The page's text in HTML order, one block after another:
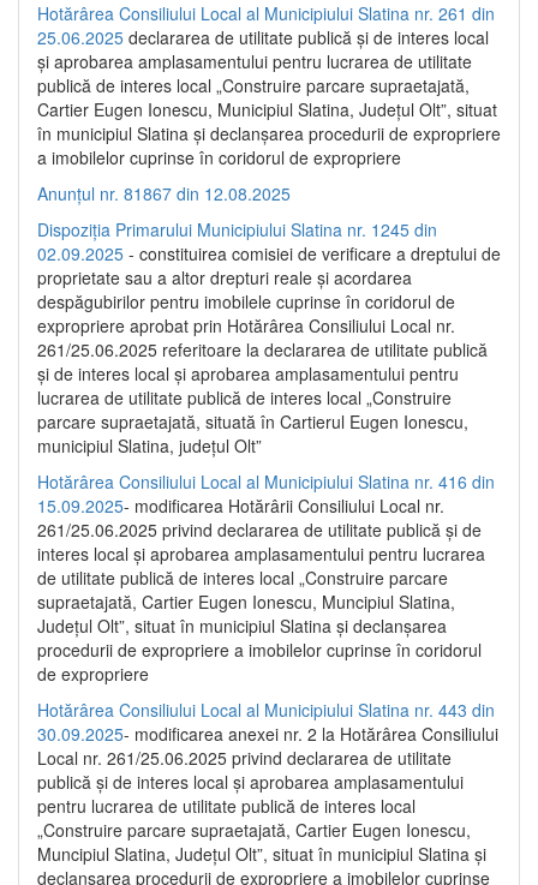
Hotărârea Consiliului Local al Municipiului Slatina nr. 261 din
25.06.2025 declararea de utilitate publică și de interes local
și aprobarea amplasamentului pentru lucrarea de utilitate
publică de interes local „Construire parcare supraetajată,
Cartier Eugen Ionescu, Municipiul Slatina, Județul Olt”, situat
în municipiul Slatina și declanșarea procedurii de expropriere
a imobilelor cuprinse în coridorul de expropriere
Anunțul nr. 81867 din 12.08.2025
Dispoziția Primarului Municipiului Slatina nr. 1245 din
02.09.2025 - constituirea comisiei de verificare a dreptului de
proprietate sau a altor drepturi reale și acordarea
despăgubirilor pentru imobilele cuprinse în coridorul de
expropriere aprobat prin Hotărârea Consiliului Local nr.
261/25.06.2025 referitoare la declararea de utilitate publică
și de interes local și aprobarea amplasamentului pentru
lucrarea de utilitate publică de interes local „Construire
parcare supraetajată, situată în Cartierul Eugen Ionescu,
municipiul Slatina, județul Olt”
Hotărârea Consiliului Local al Municipiului Slatina nr. 416 din
15.09.2025- modificarea Hotărârii Consiliului Local nr.
261/25.06.2025 privind declararea de utilitate publică și de
interes local și aprobarea amplasamentului pentru lucrarea
de utilitate publică de interes local „Construire parcare
supraetajată, Cartier Eugen Ionescu, Muncipiul Slatina,
Județul Olt”, situat în municipiul Slatina și declanșarea
procedurii de expropriere a imobilelor cuprinse în coridorul
de expropriere
Hotărârea Consiliului Local al Municipiului Slatina nr. 443 din
30.09.2025- modificarea anexei nr. 2 la Hotărârea Consiliului
Local nr. 261/25.06.2025 privind declararea de utilitate
publică şi de interes local şi aprobarea amplasamentului
pentru lucrarea de utilitate publică de interes local
„Construire parcare supraetajată, Cartier Eugen Ionescu,
Muncipiul Slatina, Judeţul Olt”, situat în municipiul Slatina şi
declanşarea procedurii de expropriere a imobilelor cuprinse